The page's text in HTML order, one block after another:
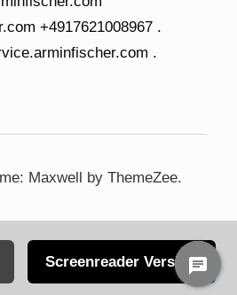
Maxwell by ThemeZee.
Screenreader Version